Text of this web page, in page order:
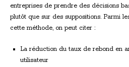
entreprises de prendre des décisions
plutôt que sur des suppositions. Parmi
cette méthode, on peut citer :
La réduction du taux de rebond en
utilisateur